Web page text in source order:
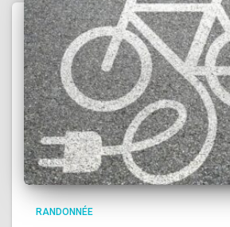
RANDONNÉE